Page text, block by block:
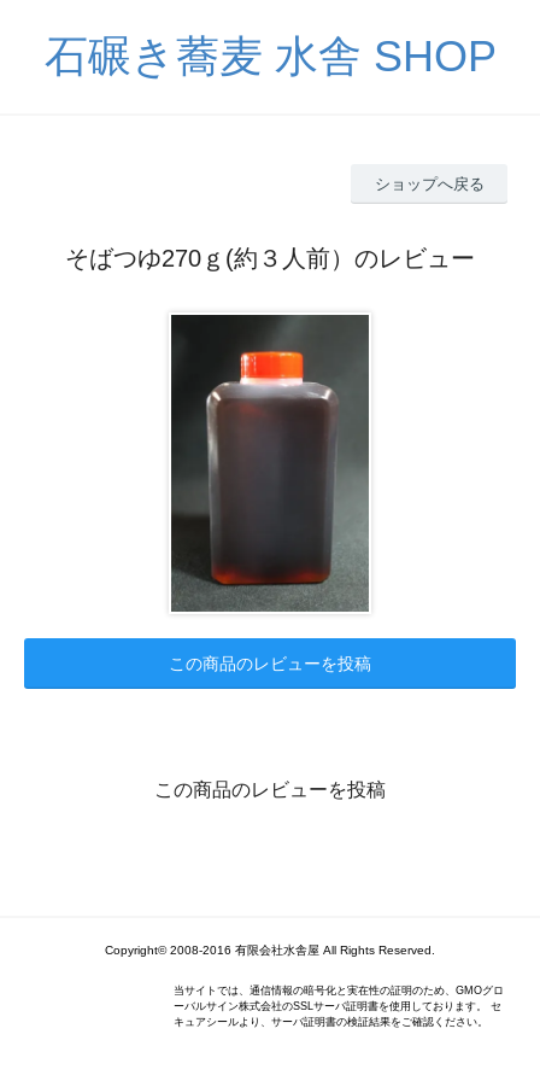
石碾き蕎麦 水舎 SHOP
ショップへ戻る
そばつゆ270ｇ(約３人前）のレビュー
この商品のレビューを投稿
この商品のレビューを投稿
Copyright© 2008-2016 有限会社水舎屋 All Rights Reserved.
当サイトでは、通信情報の暗号化と実在性の証明のため、GMOグロ
ーバルサイン株式会社のSSLサーバ証明書を使用しております。 セ
キュアシールより、サーバ証明書の検証結果をご確認ください。